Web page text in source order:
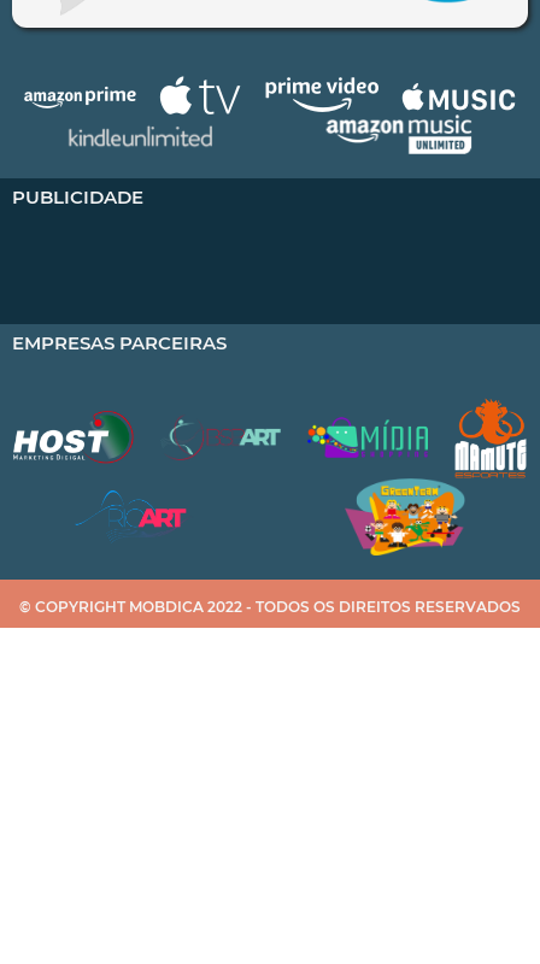
PUBLICIDADE
EMPRESAS PARCEIRAS
© COPYRIGHT MOBDICA 2022 - TODOS OS DIREITOS RESERVADOS